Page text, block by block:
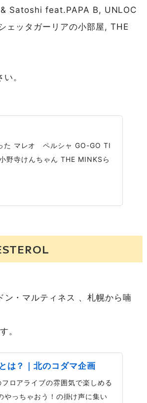
Satoshi feat.PAPA B, UNLOC
ッタガーリアの小部屋, THE
。
た マレオ ペルシャ GO-GO TI
野寺けんちゃん THE MINKSら
・マルティネス 、札幌から喃
。
は？｜北のコダマ企画
ロアライブの雰囲気で楽しめる
やっちゃおう！の掛け声に集い